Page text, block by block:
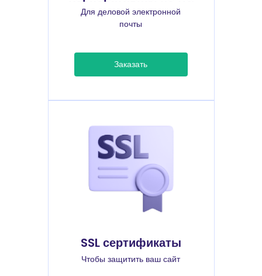
Для деловой электронной
почты
Заказать
SSL сертификаты
Чтобы защитить ваш сайт